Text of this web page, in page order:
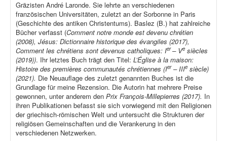
Gräzisten André Laronde. Sie lehrte an verschiedenen
französischen Universitäten, zuletzt an der Sorbonne in Paris
(Geschichte des antiken Christentums). Baslez (B.) hat zahlreiche
Bücher verfasst (Comment notre monde est devenu chrétien
(2008), Jésus: Dictionnaire historique des évangiles (2017),
Comment les chrétiens sont devenus catholiques: Ier– Ve siècles
(2019)). Ihr letztes Buch trägt den Titel: L’Église à la maison:
Histoire des premières communautés chrétiennes (Ier– IIIe siècle)
(2021). Die Neuauflage des zuletzt genannten Buches ist die
Grundlage für meine Rezension. Die Autorin hat mehrere Preise
gewonnen, unter anderem den Prix François-Millepierres (2017). In
ihren Publikationen befasst sie sich vorwiegend mit den Religionen
der griechisch-römischen Welt und untersucht die Strukturen der
religiösen Gemeinschaften und die Verankerung in den
verschiedenen Netzwerken.